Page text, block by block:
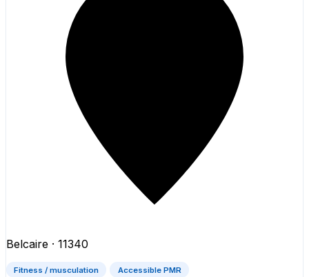
Belcaire · 11340
Fitness / musculation Accessible PMR